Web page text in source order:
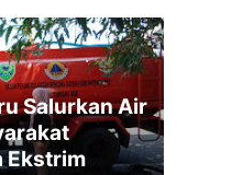
Salurkan Air
Ekstrim